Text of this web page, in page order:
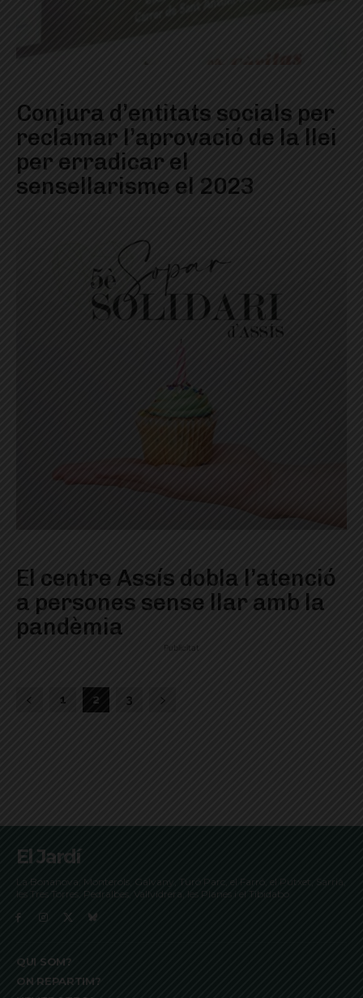
Conjura d’entitats socials per
reclamar l’aprovació de la llei
per erradicar el
sensellarisme el 2023
El centre Assís dobla l’atenció
a persones sense llar amb la
pandèmia
Publicitat
1 2 3
El Jardí
La Bonanova, Monterols, Galvany, Turó Parc, el Farró, el Putxet, Sarrià,
les Tres Torres, Pedralbes, Vallvidrera, les Planes i el Tibidabo
QUI SOM?
ON REPARTIM?